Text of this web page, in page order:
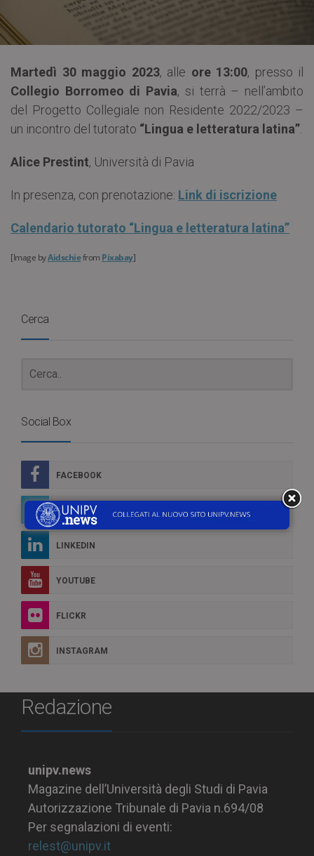
Martedì 30 maggio 2023, alle ore 13:00, presso il
Collegio Borromeo di Pavia, si terrà – nell’ambito
del Progetto Collegiale non Residente 2022/2023 –
un incontro del tutorato “Lingua e letteratura latina”
Alice Prestint, Università di Pavia
In presenza, con prenotazione: Link di iscrizione
Calendario tutorato “Lingua e letteratura latina”
[Image byAidschiefrom Pixabay]
Cerca
Social Box
FACEBOOK
TWITTER
LINKEDIN
YOUTUBE
FLICKR
INSTAGRAM
Redazione
unipv.news
Magazine dell’Università degli Studi di Pavia
Autorizzazione Tribunale di Pavia n.694/08
Per segnalazioni di eventi:
relest@unipv.it